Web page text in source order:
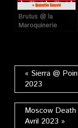
Brutus @ la
Maroquinerie
« Sierra @
2023
Moscow
Avril 2023 »